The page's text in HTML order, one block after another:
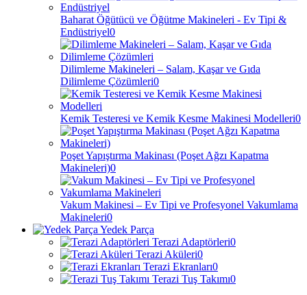
Baharat Öğütücü ve Öğütme Makineleri - Ev Tipi &
Endüstriyel0
Dilimleme Makineleri – Salam, Kaşar ve Gıda
Dilimleme Çözümleri0
Kemik Testeresi ve Kemik Kesme Makinesi Modelleri0
Poşet Yapıştırma Makinası (Poşet Ağzı Kapatma
Makineleri)0
Vakum Makinesi – Ev Tipi ve Profesyonel Vakumlama
Makineleri0
Yedek Parça
Terazi Adaptörleri0
Terazi Aküleri0
Terazi Ekranları0
Terazi Tuş Takımı0